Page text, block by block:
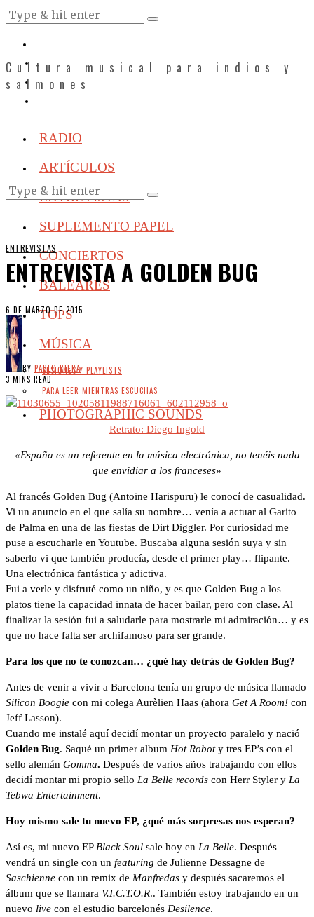
Cultura musical para indios y
salmones
RADIO
ARTÍCULOS
ENTREVISTAS
SUPLEMENTO PAPEL
CONCIERTOS
BALEARES
TOPS
MÚSICA
SESIONES Y PLAYLISTS
PARA LEER MIENTRAS ESCUCHAS
PHOTOGRAPHIC SOUNDS
ENTREVISTAS
ENTREVISTA A GOLDEN BUG
6 DE MARZO DE 2015
BY PABLO RIERA
3 MINS READ
Retrato: Diego Ingold
«España es un referente en la música electrónica, no tenéis nada
que envidiar a los franceses»
Al francés Golden Bug (Antoine Harispuru) le conocí de casualidad.
Vi un anuncio en el que salía su nombre… venía a actuar al Garito
de Palma en una de las fiestas de Dirt Diggler. Por curiosidad me
puse a escucharle en Youtube. Buscaba alguna sesión suya y sin
saberlo vi que también producía, desde el primer play… flipante.
Una electrónica fantástica y adictiva.
Fui a verle y disfruté como un niño, y es que Golden Bug a los
platos tiene la capacidad innata de hacer bailar, pero con clase. Al
finalizar la sesión fui a saludarle para mostrarle mi admiración… y es
que no hace falta ser archifamoso para ser grande.
Para los que no te conozcan… ¿qué hay detrás de Golden Bug?
Antes de venir a vivir a Barcelona tenía un grupo de música llamado
Silicon Boogie con mi colega Aurèlien Haas (ahora Get A Room! con
Jeff Lasson).
Cuando me instalé aquí decidí montar un proyecto paralelo y nació
Golden Bug. Saqué un primer album Hot Roboty tres EP’s con el
sello alemán Gomma. Después de varios años trabajando con ellos
decidí montar mi propio sello La Belle records con Herr Styler y La
Tebwa Entertainment.
Hoy mismo sale tu nuevo EP, ¿qué más sorpresas nos esperan?
Así es, mi nuevo EP Black Soul sale hoy en La Belle. Después
vendrá un single con un featuring de Julienne Dessagne de
Saschienne con un remix de Manfredas y después sacaremos el
álbum que se llamara V.I.C.T.O.R.. También estoy trabajando en un
nuevo live con el estudio barcelonés Desilence.